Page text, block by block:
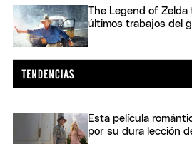
The Legend of Zelda
últimos trabajos del
Esta película
por su dura lección